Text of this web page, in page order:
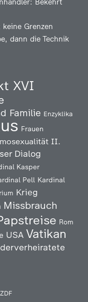
Bekehrt
Grenzen
dann die Technik
XVI
Familie Enzyklika
Frauen
II.
Dialog
Kasper
Pell Kardinal
Krieg
Missbrauch
Rom
USA Vatikan